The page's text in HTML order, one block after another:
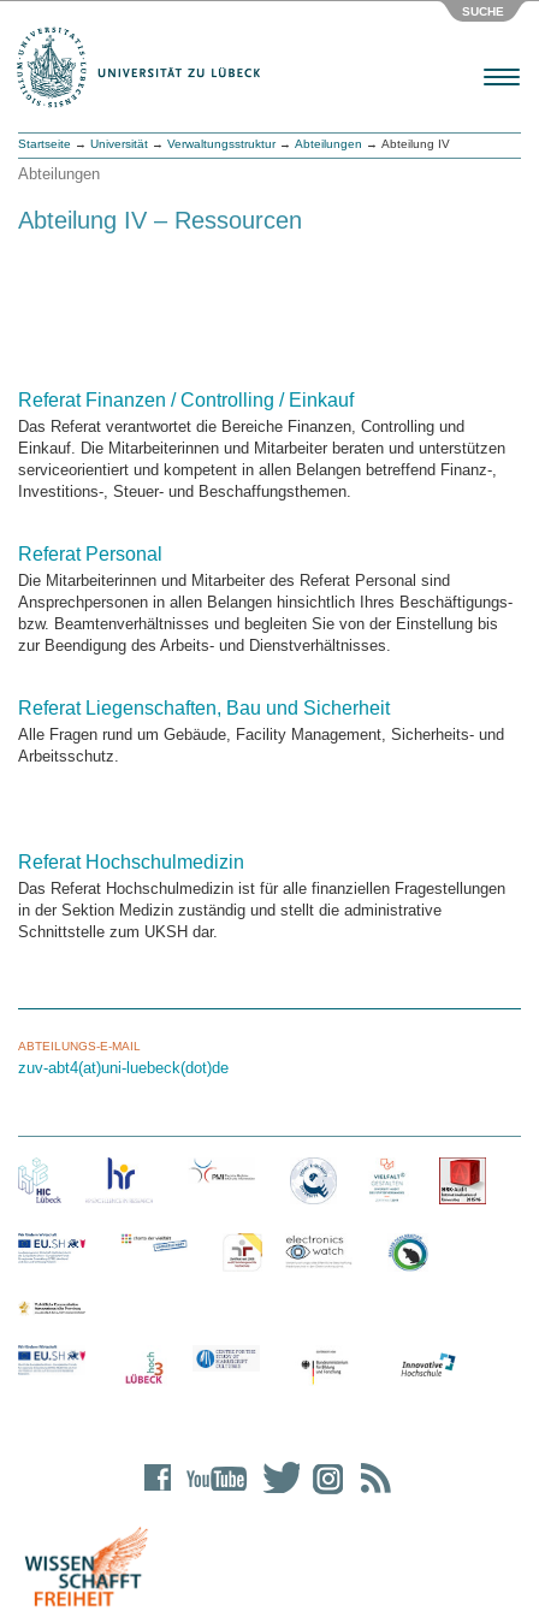
SUCHE
Menu
Startseite → Universität → Verwaltungsstruktur→ Abteilungen → Abteilung IV
Abteilungen
Abteilung IV – Ressourcen
Referat Finanzen / Controlling / Einkauf
Das Referat verantwortet die Bereiche Finanzen, Controlling und
Einkauf. Die Mitarbeiterinnen und Mitarbeiter beraten und unterstützen
serviceorientiert und kompetent in allen Belangen betreffend Finanz-,
Investitions-, Steuer- und Beschaffungsthemen.
Referat Personal
Die Mitarbeiterinnen und Mitarbeiter des Referat Personal sind
Ansprechpersonen in allen Belangen hinsichtlich Ihres Beschäftigungs-
bzw. Beamtenverhältnisses und begleiten Sie von der Einstellung bis
zur Beendigung des Arbeits- und Dienstverhältnisses.
Referat Liegenschaften, Bau und Sicherheit
Alle Fragen rund um Gebäude, Facility Management, Sicherheits- und
Arbeitsschutz.
Referat Hochschulmedizin
Das Referat Hochschulmedizin ist für alle finanziellen Fragestellungen
in der Sektion Medizin zuständig und stellt die administrative
Schnittstelle zum UKSH dar.
ABTEILUNGS-E-MAIL
zuv-abt4(at)uni-luebeck(dot)de